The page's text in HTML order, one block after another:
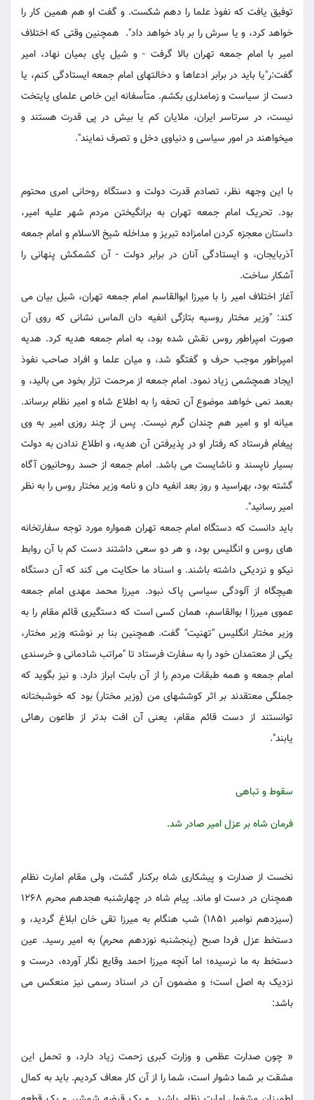
توفیق یافت که نفوذ علما را دهم شکست. و گفت او هم همین کار را
خواهد کرد، و یا سرش را بر باد خواهد داد". همچنین وقتی که اختلاف
امیر با امام جمعه تهران بالا گرفت - و شیل پای بمیان نهاد، امیر
گفت:ر"یا باید در برابر ادعاها و دخالتهای امام جمعه ایستادگی کنم، یا
دست از سیاست و زمامداری بکشم. متأسفانه این خاص علمای پایتخت
نیست، در سرتاسر ایران، ملایان کم یا بیش در پی قدرت هستند و
میخواهند در امور سیاسی و دنیاوی دخل و تصرف نمایند".
با این وجهه نظر، تصادم قدرت دولت و دستگاه روحانی امری محتوم
بود. تحریک امام جمعه تهران به برانگیختن مردم شهر علیه امیر،
داستان معجزه کردن امامزاده تبریز و مداخله شیخ الاسلام و امام جمعه
آذربایجان، و ایستادگی آنان در برابر دولت - آن کشمکش پنهانی را
آشکار ساخت.
آغاز اختلاف امیر را با میرزا ابوالقاسم امام جمعه تهران، شیل بیان می
کند: "وزیر مختار روسیه بتازگی انفیه دان الماس نشانی که روی آن
صورت امپراطور روس نقش شده بود، به امام جمعه هدیه کرد. هدیه
امپراطور موجب حرف و گفتگو شد، و میان علما و افراد صاحب نفوذ
ایجاد همچشمی زیاد نمود. امام جمعه از مرحمت تزار بخود می بالید، و
بعمد نمی خواهد موضوع آن تحفه را به اطلاع شاه و امیر نظام برساند.
میانه او و امیر هم چندان گرم نیست. پس از چند روزی امیر به وی
پیغام فرستاد که رفتار او در پذیرفتن آن هدیه، و اطلاع ندادن به دولت
بسیار ناپسند و ناشایست می باشد. امام جمعه از حسد روحانیون آگاه
گشته بود، بهراسید و روز بعد انفیه دان و نامه وزیر مختار روس را به نظر
امیر رسانید".
باید دانست که دستگاه امام جمعه تهران همواره مورد توجه سفارتخانه
های روس و انگلیس بود، و هر دو سعی داشتند دست کم با آن روابط
نیکو و نزدیکی داشته باشند. و اسناد ما حکایت می کند که آن دستگاه
هیچگاه از آلودگی سیاسی پاک نبود. میرزا محمد مهدی امام جمعه
عموی میرزا ا بوالقاسم، همان کسی است که دستگیری قائم مقام را به
وزیر مختار انگلیس "تهنیت" گفت. همچنین بنا بر نوشته وزیر مختار،
یکی از معتمدان خود را به سفارت فرستاد تا "مراتب شادمانی و خرسندی
امام جمعه و همه طبقات مردم را از آن بابت ابراز دارد. و نیز بگوید که
جملگی معتقدند بر اثر کوششهای من (وزیر مختار) بود که خوشبختانه
توانستند از دست قائم مقام، یعنی آن افت بدتر از طاعون رهائی
یابند".
سقوط و تباهی
فرمان شاه بر عزل امیر صادر شد.
نخست از صدارت و پیشکاری شاه برکنار گشت، ولی مقام امارت نظام
همچنان در دست او ماند. پیام شاه در چهارشنبه هجدهم محرم 1268
(سیزدهم نوامبر 1851) شب هنگام به میرزا تقی خان ابلاغ گردید، و
دستخط عزل فردا صبح (پنجشنبه نوزدهم محرم) به امیر رسید. عین
دستخط به ما نرسیده؛ اما آنچه میرزا احمد وقایع نگار آورده، درست و
نزدیک به اصل است؛ و مضمون آن در اسناد رسمی نیز منعکس می
باشد:
« چون صدارت عظمی و وزارت کبری زحمت زیاد دارد، و تحمل این
مشقت بر شما دشوار است، شما را از آن کار معاف کردیم. باید به کمال